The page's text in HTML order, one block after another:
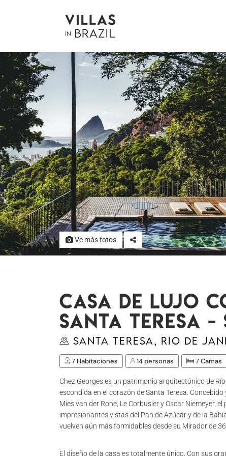
Ve más fotos
Casa de lujo
Santa Teresa -
Santa Teresa, Rio de
7 Habitaciones 14 personas 7 Camas
Chez Georges es un patrimonio arquitectónico de
escondida en el corazón de Santa Teresa.
Mies van der Rohe, Le Corbusier y Oscar Niemeyer,
impresionantes vistas del Pan de Azúcar y de la
vuelven aún más formidables desde su Mirador de
El diseño de la casa es totalmente único. Con sus